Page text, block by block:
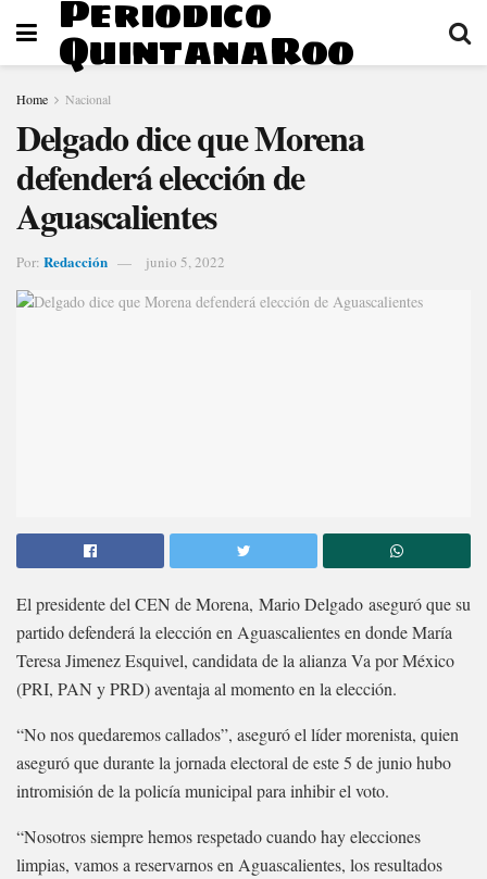
Periodico
QuintanaRoo
Home Nacional
Delgado dice que Morena
defenderá elección de
Aguascalientes
Por: Redacción junio 5, 2022
El presidente del CEN de Morena, Mario Delgado aseguró que su
partido defenderá la elección en Aguascalientes en donde María
Teresa Jimenez Esquivel, candidata de la alianza Va por México
(PRI, PAN y PRD) aventaja al momento en la elección.
“No nos quedaremos callados”, aseguró el líder morenista, quien
aseguró que durante la jornada electoral de este 5 de junio hubo
intromisión de la policía municipal para inhibir el voto.
“Nosotros siempre hemos respetado cuando hay elecciones
limpias, vamos a reservarnos en Aguascalientes, los resultados